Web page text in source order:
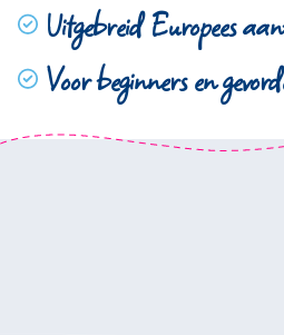
Uitgebreid Europees
Voor beginners en